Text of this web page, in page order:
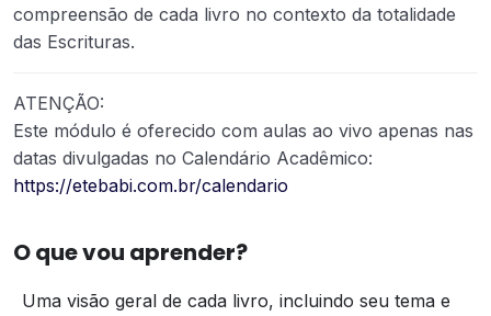
compreensão de cada livro no contexto da totalidade
das Escrituras.
ATENÇÃO:
Este módulo é oferecido com aulas ao vivo apenas nas
datas divulgadas no Calendário Acadêmico:
https://etebabi.com.br/calendario
O que vou aprender?
Uma visão geral de cada livro, incluindo seu tema e